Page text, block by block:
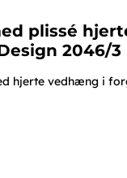
plissé
2046/3
hjerte vedhæng i